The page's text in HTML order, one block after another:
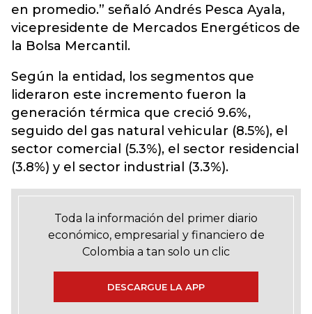
en promedio.” señaló Andrés Pesca Ayala,
vicepresidente de Mercados Energéticos de
la Bolsa Mercantil.
Según la entidad, los segmentos que
lideraron este incremento fueron la
generación térmica que creció 9.6%,
seguido del gas natural vehicular (8.5%), el
sector comercial (5.3%), el sector residencial
(3.8%) y el sector industrial (3.3%).
Toda la información del primer diario
económico, empresarial y financiero de
Colombia a tan solo un clic
DESCARGUE LA APP